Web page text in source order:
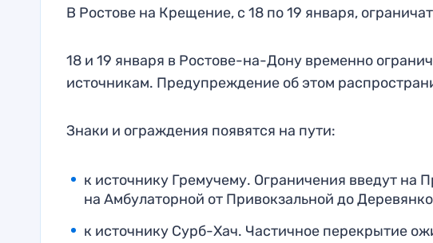
В Ростове на Крещение, с 18 по 19 января,
18 и 19 января в Ростове-на-Дону временно
источникам. Предупреждение об этом
Знаки и ограждения появятся на пути:
к источнику Гремучему. Ограничения введут на
на Амбулаторной от Привокзальной до
к источнику Сурб-Хач. Частичное перекрытие